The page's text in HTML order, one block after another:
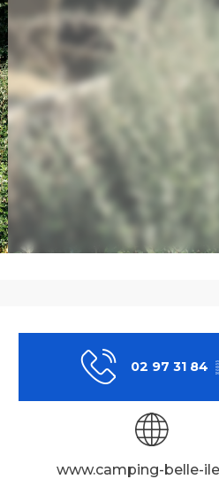
02 97 31 84
www.camping-belle-